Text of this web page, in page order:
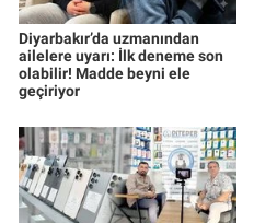
Diyarbakır’da uzmanından
ailelere uyarı: İlk deneme son
olabilir! Madde beyni ele
geçiriyor